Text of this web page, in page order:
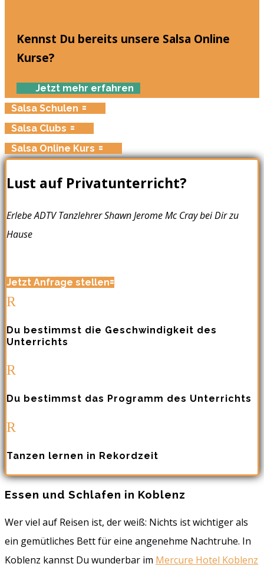
Kennst Du bereits unsere Salsa Online
Kurse?
Jetzt mehr erfahren
Salsa Schulen
Salsa Clubs
Salsa Online Kurs
Lust auf Privatunterricht?
Erlebe ADTV Tanzlehrer Shawn Jerome Mc Cray bei Dir zu
Hause
Jetzt Anfrage stellen
R
Du bestimmst die Geschwindigkeit des
Unterrichts
R
Du bestimmst das Programm des Unterrichts
R
Tanzen lernen in Rekordzeit
Essen und Schlafen in Koblenz
Wer viel auf Reisen ist, der weiß: Nichts ist wichtiger als
ein gemütliches Bett für eine angenehme Nachtruhe. In
Koblenz kannst Du wunderbar im Mercure Hotel Koblenz